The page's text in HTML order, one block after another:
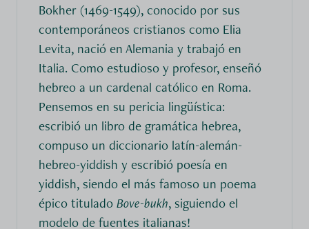
Bokher (1469-1549), conocido por sus
contemporáneos cristianos como Elia
Levita, nació en Alemania y trabajó en
Italia. Como estudioso y profesor, enseñó
hebreo a un cardenal católico en Roma.
Pensemos en su pericia lingüística:
escribió un libro de gramática hebrea,
compuso un diccionario latín-alemán-
hebreo-yiddish y escribió poesía en
yiddish, siendo el más famoso un poema
épico tituladoBove-bukh, siguiendo el
modelo de fuentes italianas!